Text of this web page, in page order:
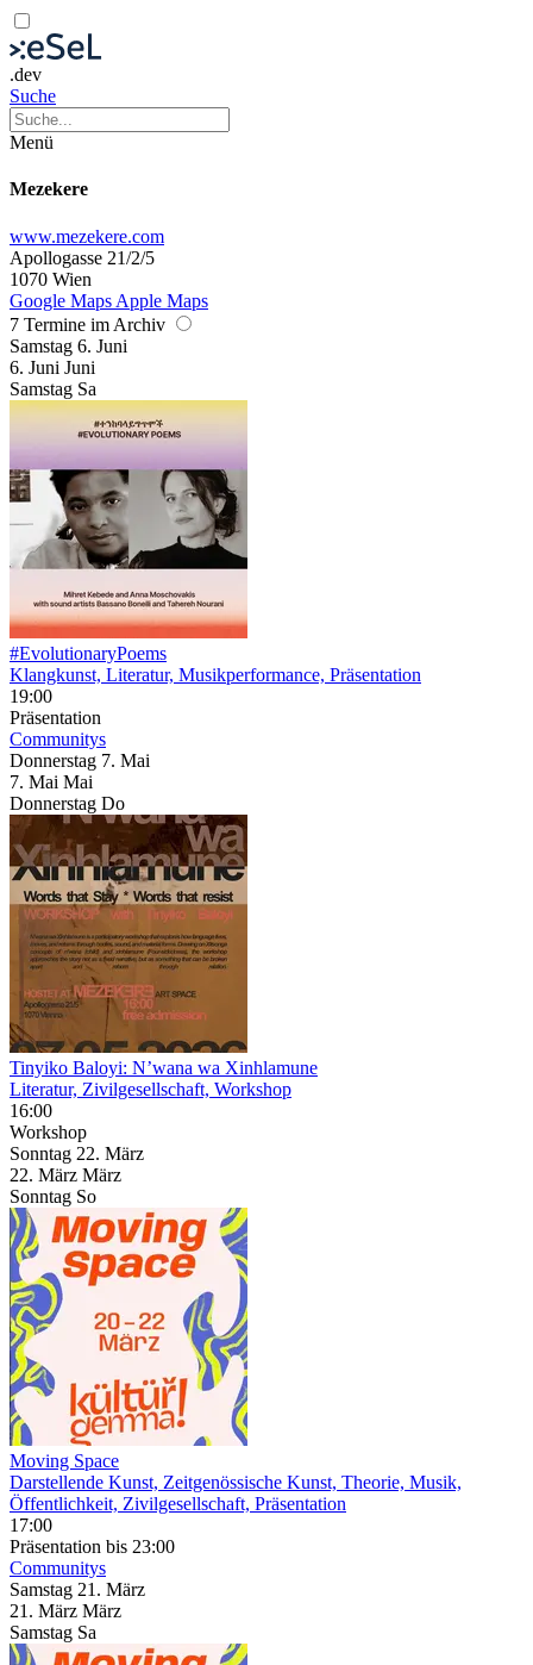
.dev
Suche
Menü
Mezekere
www.mezekere.com
Apollogasse 21/2/5
1070 Wien
Google Maps Apple Maps
7 Termine im Archiv
Samstag 6. Juni
6. Juni Juni
Samstag Sa
#EvolutionaryPoems
Klangkunst, Literatur, Musikperformance, Präsentation
19:00
Präsentation
Communitys
Donnerstag 7. Mai
7. Mai Mai
Donnerstag Do
Tinyiko Baloyi: N’wana wa Xinhlamune
Literatur, Zivilgesellschaft, Workshop
16:00
Workshop
Sonntag 22. März
22. März März
Sonntag So
Moving Space
Darstellende Kunst, Zeitgenössische Kunst, Theorie, Musik,
Öffentlichkeit, Zivilgesellschaft, Präsentation
17:00
Präsentation bis 23:00
Communitys
Samstag 21. März
21. März März
Samstag Sa